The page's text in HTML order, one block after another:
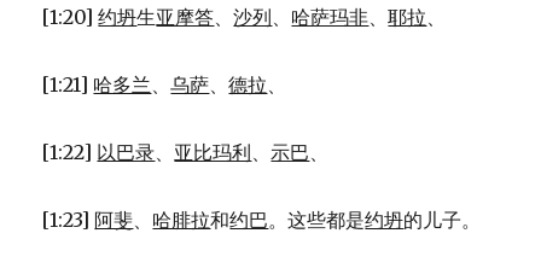
[1:20]约坍生亚摩答、沙列、 哈萨玛非、耶拉、
[1:21] 哈多兰、乌萨、德拉、
[1:22] 以巴录、 亚比玛利、示巴、
[1:23] 阿斐、 哈腓拉和约巴。这些都是约坍的儿子。